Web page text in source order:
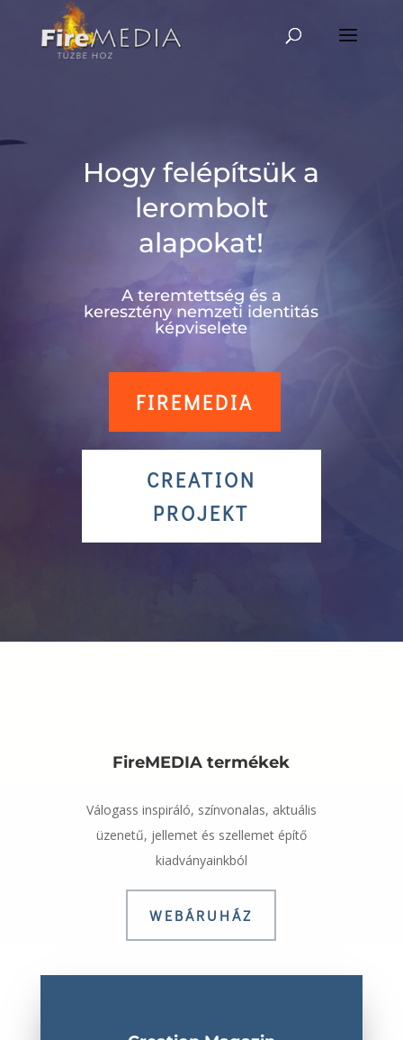
content
Hogy felépítsük a
lerombolt
alapokat!
A teremtettség és a
keresztény nemzeti identitás
képviselete
FIREMEDIA
CREATION
PROJEKT
FireMEDIA termékek
Válogass inspiráló, színvonalas, aktuális
üzenetű, jellemet és szellemet építő
kiadványainkból
WEBÁRUHÁZ